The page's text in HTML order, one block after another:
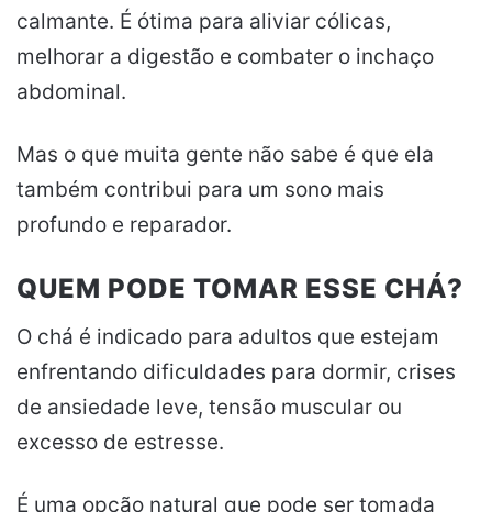
calmante. É ótima para aliviar cólicas,
melhorar a digestão e combater o inchaço
abdominal.
Mas o que muita gente não sabe é que ela
também contribui para um sono mais
profundo e reparador.
QUEM PODE TOMAR ESSE CHÁ?
O chá é indicado para adultos que estejam
enfrentando dificuldades para dormir, crises
de ansiedade leve, tensão muscular ou
excesso de estresse.
É uma opção natural que pode ser tomada